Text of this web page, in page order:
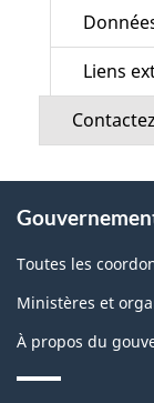
Liens
propos
de
ce
Toutes les
Ministères et
À propos du